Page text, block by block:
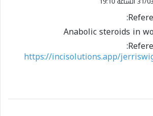
Anabolic steroids in
https://incisolutions.app/